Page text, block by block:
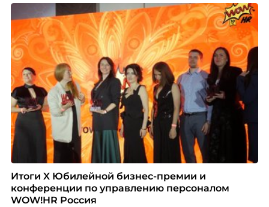
Итоги X Юбилейной бизнес-премии и
конференции по управлению персоналом
WOW!HR Россия